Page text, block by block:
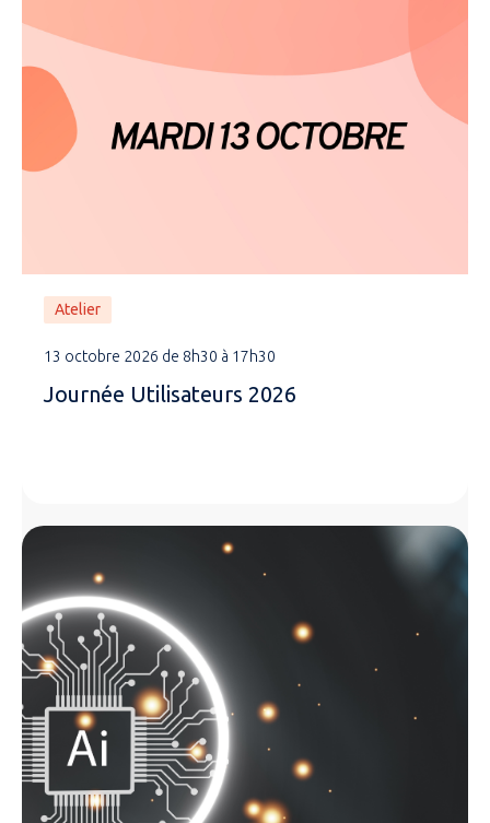
Atelier
13 octobre 2026 de 8h30 à 17h30
Journée Utilisateurs 2026